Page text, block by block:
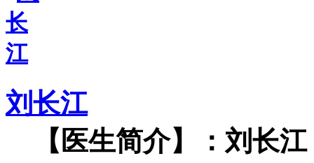
刘长江
【医生简介】：刘长